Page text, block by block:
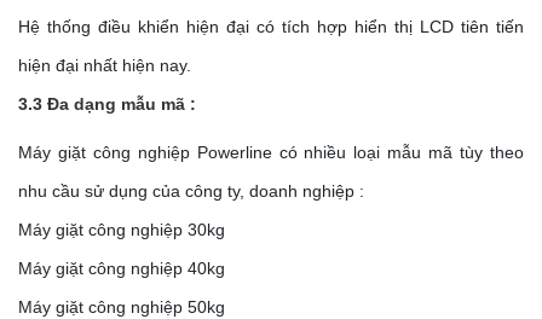
Hệ thống điều khiển hiện đại có tích hợp hiển thị LCD tiên tiến
hiện đại nhất hiện nay.
3.3 Đa dạng mẫu mã :
Máy giặt công nghiệp Powerline có nhiều loại mẫu mã tùy theo
nhu cầu sử dụng của công ty, doanh nghiệp :
Máy giặt công nghiệp 30kg
Máy giặt công nghiệp 40kg
Máy giặt công nghiệp 50kg